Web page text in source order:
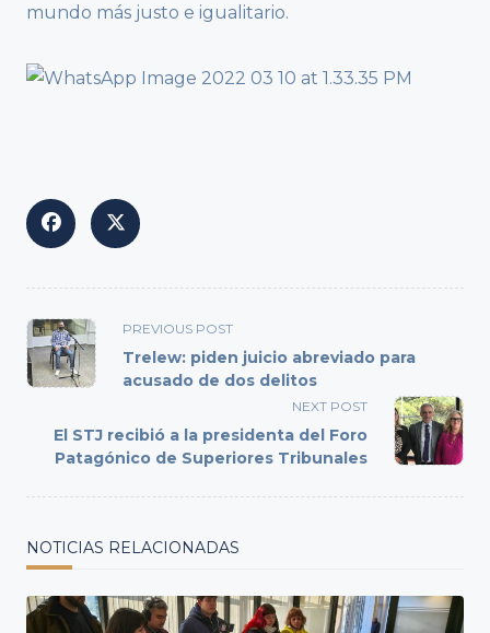
mundo más justo e igualitario.
<span
class="nav-
subtitle
reader-
text">Page</span>
PREVIOUS POST
Trelew: piden juicio abreviado para
acusado de dos delitos
NEXT POST
El STJ recibió a la presidenta del Foro
Patagónico de Superiores Tribunales
NOTICIAS RELACIONADAS